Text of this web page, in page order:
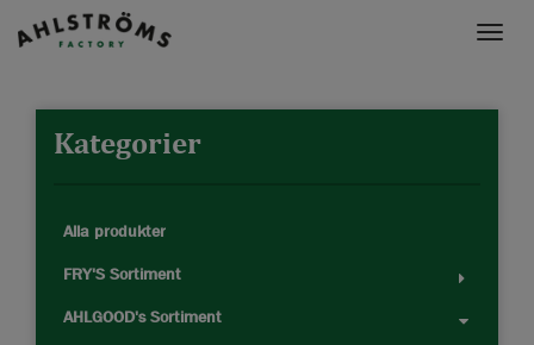
Toggle
Kategorier
Alla produkter
FRY'S Sortiment
AHLGOOD's Sortiment